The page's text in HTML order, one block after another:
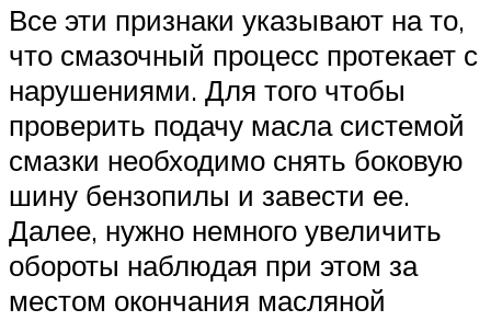
Все эти признаки указывают на то,
что смазочный процесс протекает с
нарушениями. Для того чтобы
проверить подачу масла системой
смазки необходимо снять боковую
шину бензопилы и завести ее.
Далее, нужно немного увеличить
обороты наблюдая при этом за
местом окончания масляной